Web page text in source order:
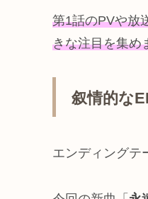
第1話のPVや放
きな注目を集め
叙情的な
エンディングテ